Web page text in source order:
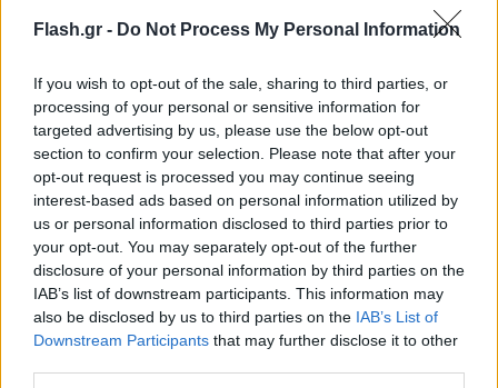
Flash.gr - Do Not Process My Personal Information
If you wish to opt-out of the sale, sharing to third parties, or
processing of your personal or sensitive information for
targeted advertising by us, please use the below opt-out
section to confirm your selection. Please note that after your
opt-out request is processed you may continue seeing
interest-based ads based on personal information utilized by
us or personal information disclosed to third parties prior to
your opt-out. You may separately opt-out of the further
disclosure of your personal information by third parties on the
IAB’s list of downstream participants. This information may
also be disclosed by us to third parties on the IAB’s List of
Downstream Participants that may further disclose it to other
και από τις υπηρεσίες που ασχολούνται με αυτά τα
θέματα, την αλήθεια. Ποιος είχε το θράσος να
πάρει αυτήν την πρωτοβουλία υπονομεύοντας τη
διαφάνεια και την ομαλή λειτουργία του πολιτικού
συστήματος», ανέφερε ο κ. Ανδρουλάκης.
Επιπλέον, ο πρόεδρος του ΠΑΣΟΚ-ΚΙΝΑΛ τόνισε:
«Στόχος μου είναι να αποκαλυφθεί η αλήθεια στη
χώρα μας και δεύτερος στόχος στην ΕΕ να υπάρξει
νομοθεσία που θα βάλει ρήτρες σε αυτούς που
έχουν τη δυνατότητα να αγοράσουνε τέτοια
λογισμικά, όπως υπάρχει και στην Αμερική».